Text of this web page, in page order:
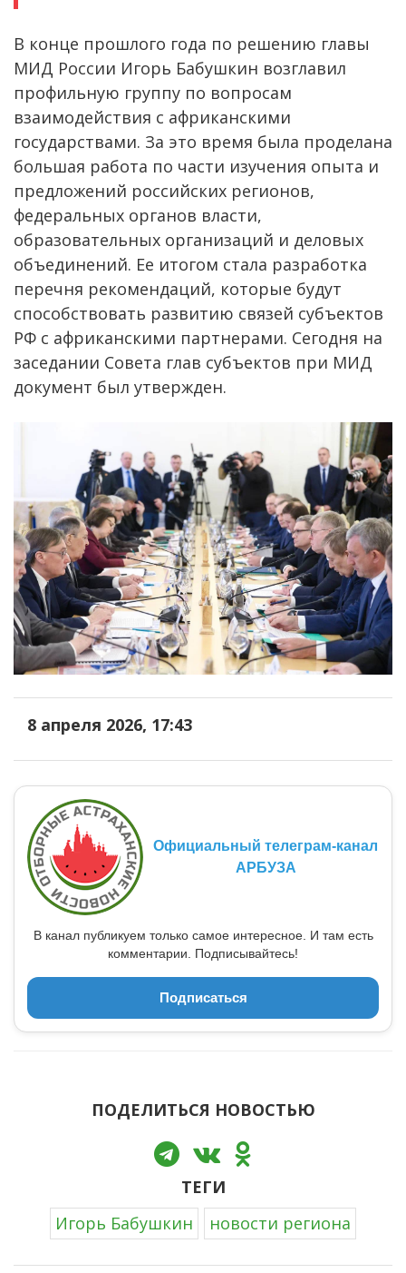
В конце прошлого года по решению главы
МИД России Игорь Бабушкин возглавил
профильную группу по вопросам
взаимодействия с африканскими
государствами. За это время была проделана
большая работа по части изучения опыта и
предложений российских регионов,
федеральных органов власти,
образовательных организаций и деловых
объединений. Ее итогом стала разработка
перечня рекомендаций, которые будут
способствовать развитию связей субъектов
РФ с африканскими партнерами. Сегодня на
заседании Совета глав субъектов при МИД
документ был утвержден.
8 апреля 2026, 17:43
Официальный телеграм-канал
АРБУЗА
В канал публикуем только самое интересное. И там есть
комментарии. Подписывайтесь!
Подписаться
ПОДЕЛИТЬСЯ НОВОСТЬЮ
ТЕГИ
Игорь Бабушкин
новости региона